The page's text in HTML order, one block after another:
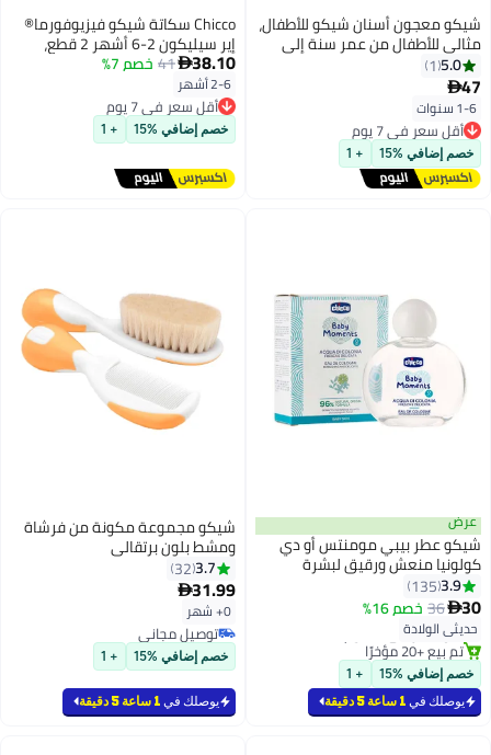
شيكو معجون أسنان شيكو للأطفال،
مثالي للأطفال من عمر سنة إلى
ست سنوات، بنكهة الفراولة، ٥٠
غرامًا | خالٍ من الفلورايد وقليل
الكشط | يزيل البلاك ويساعد على
منع التسوس
5.0
1
47
1-6 سنواتأقل سعر في 7 يوم
توصيل مجاني
أقل سعر في 7 يوم
خصم إضافي %15 + 1
Chicco سكاتة شيكو فيزيوفورما®
إير سيليكون 2-6 أشهر 2 قطع،
أخضر (مختلط)
38.10
41 خصم 7%
2-6 أشهرأقل سعر في 7 يوم
توصيل مجاني
أقل سعر في 7 يوم
خصم إضافي %15 + 1
عرض
شيكو عطر بيبي مومنتس أو دي
كولونيا منعش ورقيق لبشرة
الأطفال من عمر 0 شهر فما فوق
سعة 100 مل
3.9
135
30
36 خصم 16%
حديثي الولادة
#4 في عطور وكولونيا
أقل سعر في 30 يوم
تم بيع +20 مؤخرًا
#4 في عطور وكولونيا
خصم إضافي %15 + 1
يوصلك في 1 ساعة 5 دقيقة
شيكو مجموعة مكونة من فرشاة
ومشط بلون برتقالي
3.7
32
31.99
0+ شهر
توصيل مجاني
توصيل مجاني
خصم إضافي %15 + 1
يوصلك في 1 ساعة 5 دقيقة